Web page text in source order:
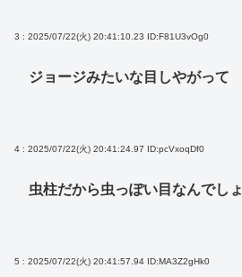
3 : 2025/07/22(火) 20:41:10.23 ID:F81U3vOg0
ジョージみたいな目しやがって
4 : 2025/07/22(火) 20:41:24.97 ID:pcVxoqDf0
虫柱だから虫っぽい目なんでしょ
5 : 2025/07/22(火) 20:41:57.94 ID:MA3Z2gHk0